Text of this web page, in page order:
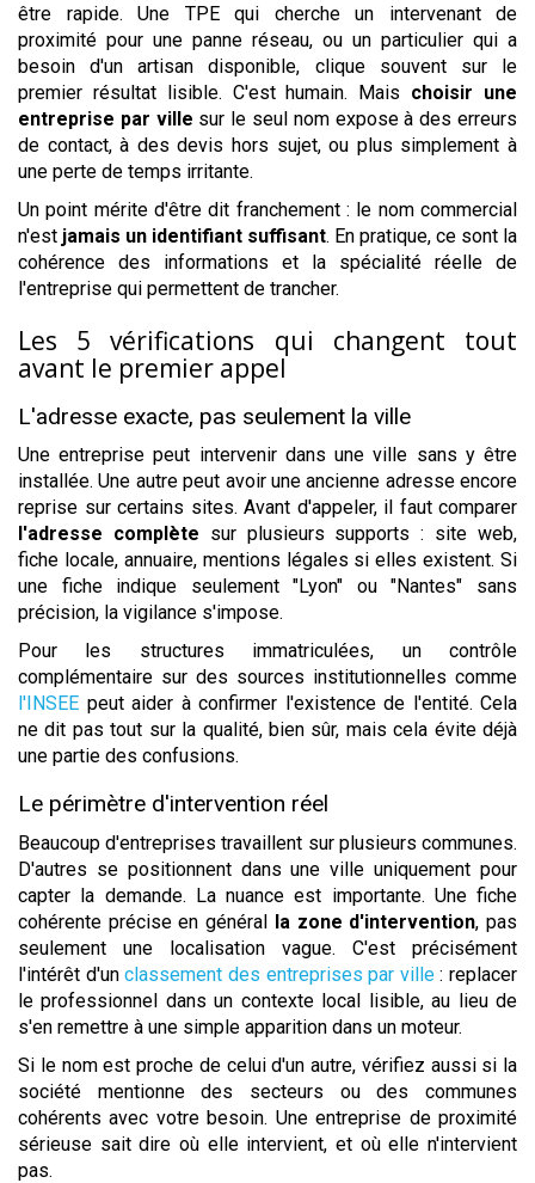
être rapide. Une TPE qui cherche un intervenant de
proximité pour une panne réseau, ou un particulier qui a
besoin d'un artisan disponible, clique souvent sur le
premier résultat lisible. C'est humain. Mais choisir une
entreprise par ville sur le seul nom expose à des erreurs
de contact, à des devis hors sujet, ou plus simplement à
une perte de temps irritante.
Un point mérite d'être dit franchement : le nom commercial
n'est jamais un identifiant suffisant. En pratique, ce sont la
cohérence des informations et la spécialité réelle de
l'entreprise qui permettent de trancher.
Les 5 vérifications qui changent tout
avant le premier appel
L'adresse exacte, pas seulement la ville
Une entreprise peut intervenir dans une ville sans y être
installée. Une autre peut avoir une ancienne adresse encore
reprise sur certains sites. Avant d'appeler, il faut comparer
l'adresse complète sur plusieurs supports : site web,
fiche locale, annuaire, mentions légales si elles existent. Si
une fiche indique seulement "Lyon" ou "Nantes" sans
précision, la vigilance s'impose.
Pour les structures immatriculées, un contrôle
complémentaire sur des sources institutionnelles comme
l'INSEE peut aider à confirmer l'existence de l'entité. Cela
ne dit pas tout sur la qualité, bien sûr, mais cela évite déjà
une partie des confusions.
Le périmètre d'intervention réel
Beaucoup d'entreprises travaillent sur plusieurs communes.
D'autres se positionnent dans une ville uniquement pour
capter la demande. La nuance est importante. Une fiche
cohérente précise en général la zone d'intervention, pas
seulement une localisation vague. C'est précisément
l'intérêt d'unclassement des entreprises par ville: replacer
le professionnel dans un contexte local lisible, au lieu de
s'en remettre à une simple apparition dans un moteur.
Si le nom est proche de celui d'un autre, vérifiez aussi si la
société mentionne des secteurs ou des communes
cohérents avec votre besoin. Une entreprise de proximité
sérieuse sait dire où elle intervient, et où elle n'intervient
pas.